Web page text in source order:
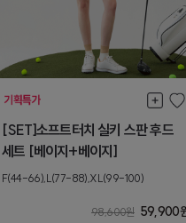
[SET]소프트터치 실키 스판 후드
세트 [베이지+베이지]
F(44-66),L(77-88),XL(99-100)
98,600원 59,900